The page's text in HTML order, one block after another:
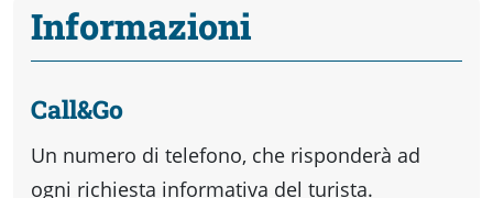
Informazioni
Call&Go
Un numero di telefono, che risponderà ad
ogni richiesta informativa del turista.